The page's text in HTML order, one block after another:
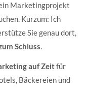
Marketingprojekt
Kurzum: Ich
Sie genau dort,
Schluss.
auf Zeitfür
Bäckereien und